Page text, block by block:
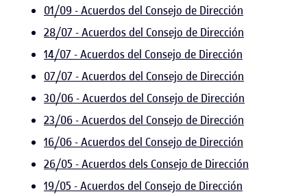
01/09 - Acuerdos del Consejo de Dirección
28/07 - Acuerdos del Consejo de Dirección
14/07 - Acuerdos del Consejo de Dirección
07/07 - Acuerdos del Consejo de Dirección
30/06 - Acuerdos del Consejo de Dirección
23/06 - Acuerdos del Consejo de Dirección
16/06 - Acuerdos del Consejo de Dirección
26/05 - Acuerdos dels Consejo de Dirección
19/05 - Acuerdos del Consejo de Dirección